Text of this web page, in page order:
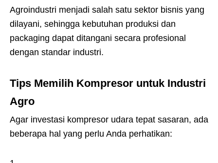
Agroindustri menjadi salah satu sektor bisnis yang
dilayani, sehingga kebutuhan produksi dan
packaging dapat ditangani secara profesional
dengan standar industri.
Tips Memilih Kompresor untuk Industri
Agro
Agar investasi kompresor udara tepat sasaran, ada
beberapa hal yang perlu Anda perhatikan: